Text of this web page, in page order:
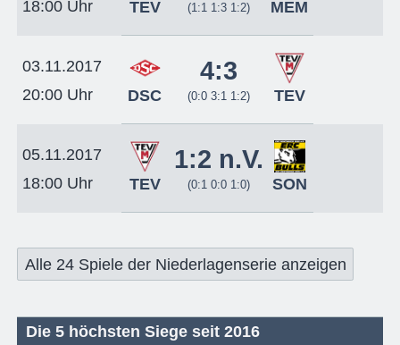
18:00 Uhr
TEV (1:1 1:3 1:2) MEM
03.11.2017
20:00 Uhr
DSC
4:3
(0:0 3:1 1:2) TEV
05.11.2017
18:00 Uhr
TEV
1:2 n.V.
(0:1 0:0 1:0) SON
Alle 24 Spiele der Niederlagenserie anzeigen
Die 5 höchsten Siege seit 2016